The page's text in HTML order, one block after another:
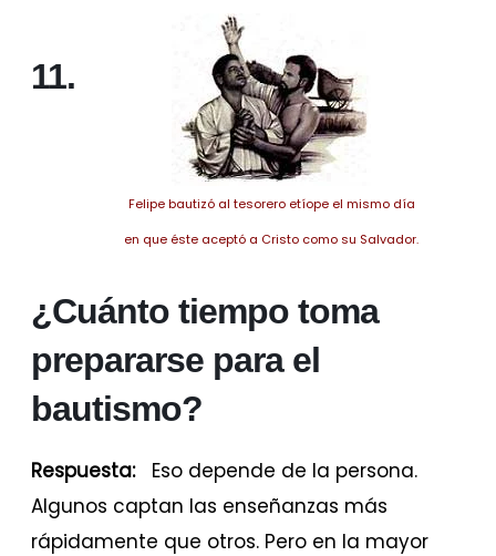
Felipe bautizó al tesorero etíope el mismo día
en que éste aceptó a Cristo como su Salvador.
11.
¿Cuánto tiempo toma
prepararse para el
bautismo?
Respuesta:Eso depende de la persona.
Algunos captan las enseñanzas más
rápidamente que otros. Pero en la mayor